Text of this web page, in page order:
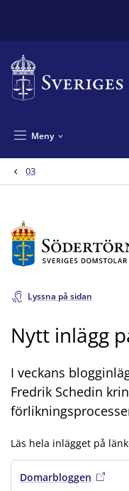
Meny
03
Lyssna på sidan
Nytt inlägg
I veckans
Fredrik Schedin
Läs hela inlägget på
Domarbloggen ,